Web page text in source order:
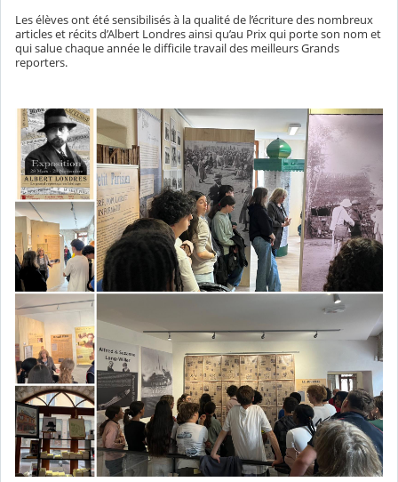
Les élèves ont été sensibilisés à la qualité de l’écriture des nombreux
articles et récits d’Albert Londres ainsi qu’au Prix qui porte son nom et
qui salue chaque année le difficile travail des meilleurs Grands
reporters.